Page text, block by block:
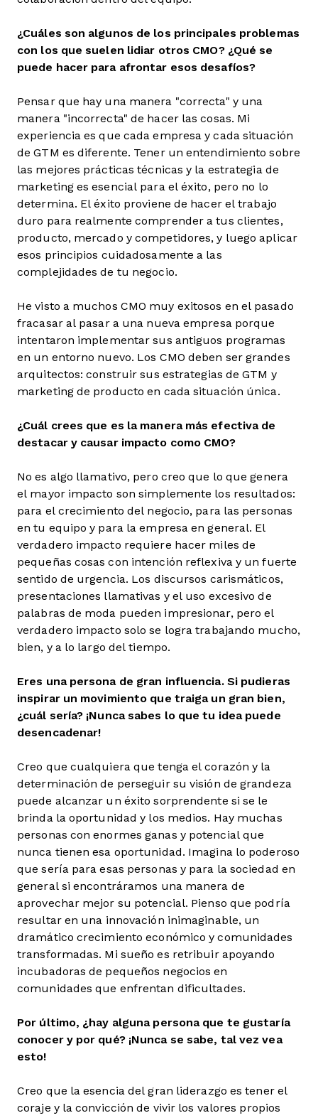
¿Cuáles son algunos de los principales problemas
con los que suelen lidiar otros CMO? ¿Qué se
puede hacer para afrontar esos desafíos?
Pensar que hay una manera "correcta" y una
manera "incorrecta" de hacer las cosas. Mi
experiencia es que cada empresa y cada situación
de GTM es diferente. Tener un entendimiento sobre
las mejores prácticas técnicas y la estrategia de
marketing es esencial para el éxito, pero no lo
determina. El éxito proviene de hacer el trabajo
duro para realmente comprender a tus clientes,
producto, mercado y competidores, y luego aplicar
esos principios cuidadosamente a las
complejidades de tu negocio.
He visto a muchos CMO muy exitosos en el pasado
fracasar al pasar a una nueva empresa porque
intentaron implementar sus antiguos programas
en un entorno nuevo. Los CMO deben ser grandes
arquitectos: construir sus estrategias de GTM y
marketing de producto en cada situación única.
¿Cuál crees que es la manera más efectiva de
destacar y causar impacto como CMO?
No es algo llamativo, pero creo que lo que genera
el mayor impacto son simplemente los resultados:
para el crecimiento del negocio, para las personas
en tu equipo y para la empresa en general. El
verdadero impacto requiere hacer miles de
pequeñas cosas con intención reflexiva y un fuerte
sentido de urgencia. Los discursos carismáticos,
presentaciones llamativas y el uso excesivo de
palabras de moda pueden impresionar, pero el
verdadero impacto solo se logra trabajando mucho,
bien, y a lo largo del tiempo.
Eres una persona de gran influencia. Si pudieras
inspirar un movimiento que traiga un gran bien,
¿cuál sería? ¡Nunca sabes lo que tu idea puede
desencadenar!
Creo que cualquiera que tenga el corazón y la
determinación de perseguir su visión de grandeza
puede alcanzar un éxito sorprendente si se le
brinda la oportunidad y los medios. Hay muchas
personas con enormes ganas y potencial que
nunca tienen esa oportunidad. Imagina lo poderoso
que sería para esas personas y para la sociedad en
general si encontráramos una manera de
aprovechar mejor su potencial. Pienso que podría
resultar en una innovación inimaginable, un
dramático crecimiento económico y comunidades
transformadas. Mi sueño es retribuir apoyando
incubadoras de pequeños negocios en
comunidades que enfrentan dificultades.
Por último, ¿hay alguna persona que te gustaría
conocer y por qué? ¡Nunca se sabe, tal vez vea
esto!
Creo que la esencia del gran liderazgo es tener el
coraje y la convicción de vivir los valores propios